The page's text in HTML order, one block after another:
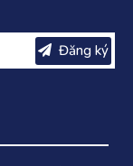
Đăng ký